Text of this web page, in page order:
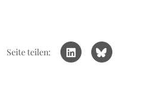
Seite teilen: